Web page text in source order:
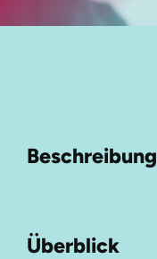
Beschreibung
Überblick